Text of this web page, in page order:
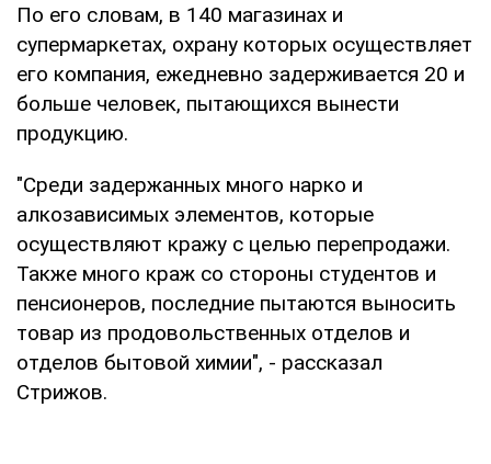
По его словам, в 140 магазинах и
супермаркетах, охрану которых осуществляет
его компания, ежедневно задерживается 20 и
больше человек, пытающихся вынести
продукцию.
"Среди задержанных много нарко и
алкозависимых элементов, которые
осуществляют кражу с целью перепродажи.
Также много краж со стороны студентов и
пенсионеров, последние пытаются выносить
товар из продовольственных отделов и
отделов бытовой химии", - рассказал
Стрижов.